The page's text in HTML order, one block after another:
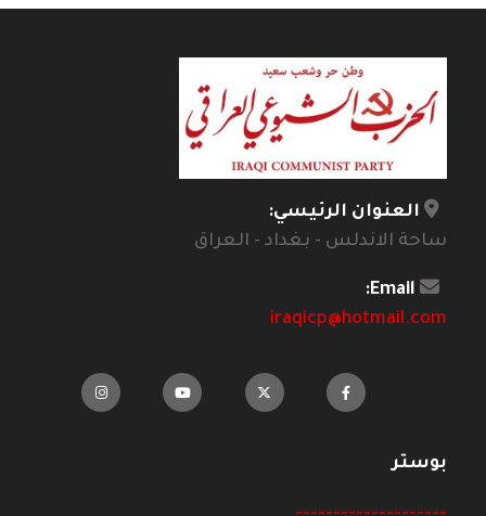
العنوان الرئيسي:
ساحة الاندلس - بغداد - العراق
Email:
iraqicp@hotmail.com
بوستر